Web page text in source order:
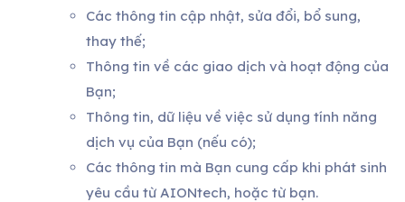
Các thông tin cập nhật, sửa đổi, bổ sung,
thay thế;
Thông tin về các giao dịch và hoạt động của
Bạn;
Thông tin, dữ liệu về việc sử dụng tính năng
dịch vụ của Bạn (nếu có);
Các thông tin mà Bạn cung cấp khi phát sinh
yêu cầu từ AIONtech, hoặc từ bạn.